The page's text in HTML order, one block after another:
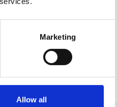
Marketing
Allow all